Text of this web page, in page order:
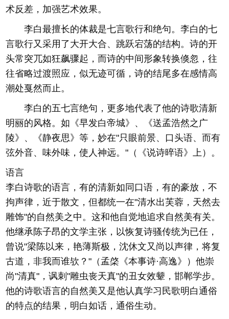
术反差，加强艺术效果。
李白最擅长的体裁是七言歌行和绝句。李白的七
言歌行又采用了大开大合、跳跃宕荡的结构。诗的开
头常突兀如狂飙骤起，而诗的中间形象转换倏忽，往
往省略过渡照应，似无迹可循，诗的结尾多在感情高
潮处戛然而止。
李白的五七言绝句，更多地代表了他的诗歌清新
明丽的风格。如《早发白帝城》、《送孟浩然之广
陵》、《静夜思》等，妙在"只眼前景、口头语、而有
弦外音、味外味，使人神远。"（《说诗晬语》上）。
语言
李白诗歌的语言，有的清新如同口语，有的豪放，不
拘声律，近于散文，但都统一在"清水出芙蓉，天然去
雕饰"的自然美之中。这和他自觉地追求自然美有关。
他继承陈子昂的文学主张，以恢复诗骚传统为已任，
曾说"梁陈以来，艳薄斯极，沈休文又尚以声律，将复
古道，非我而谁欤？"（孟棨《本事诗·高逸》）他崇
尚"清真"，讽刺"雕虫丧天真"的丑女效颦，邯郸学步。
他的诗歌语言的自然美又是他认真学习民歌明白通俗
的特点的结果，明白如话，通俗生动。